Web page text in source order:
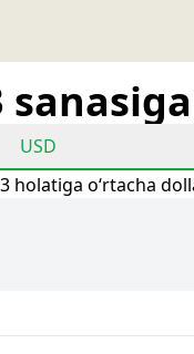
USD
holatiga oʻrtacha